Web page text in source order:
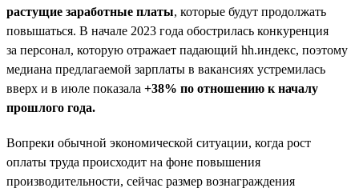
растущие заработные платы, которые будут продолжать
повышаться. В начале 2023 года обострилась конкуренция
за персонал, которую отражает падающий hh.индекс, поэтому
медиана предлагаемой зарплаты в вакансиях устремилась
вверх и в июле показала +38% по отношению к началу
прошлого года.
Вопреки обычной экономической ситуации, когда рост
оплаты труда происходит на фоне повышения
производительности, сейчас размер вознаграждения